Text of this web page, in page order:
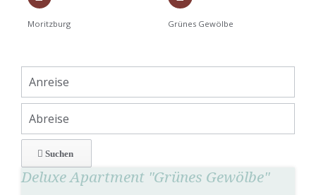
Moritzburg Grünes Gewölbe
Deluxe Apartment "Grünes Gewölbe"